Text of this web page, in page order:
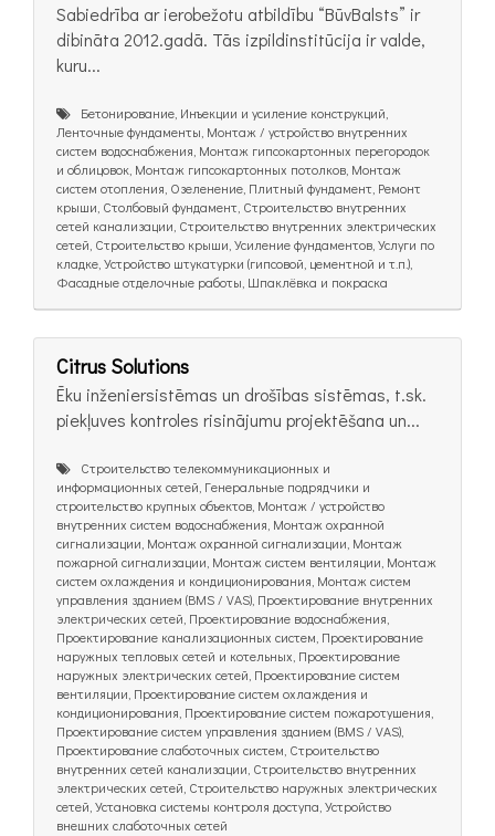
Sabiedrība ar ierobežotu atbildību “BūvBalsts” ir
dibināta 2012.gadā. Tās izpildinstitūcija ir valde,
kuru...
Бетонирование, Инъекции и усиление конструкций,
Ленточные фундаменты, Монтаж / устройство внутренних
систем водоснабжения, Монтаж гипсокартонных перегородок
и облицовок, Монтаж гипсокартонных потолков, Монтаж
систем отопления, Озеленение, Плитный фундамент, Ремонт
крыши, Столбовый фундамент, Строительство внутренних
сетей канализации, Строительство внутренних электрических
сетей, Строительство крыши, Усиление фундаментов, Услуги по
кладке, Устройство штукатурки (гипсовой, цементной и т.п.),
Фасадные отделочные работы, Шпаклёвка и покраска
Citrus Solutions
Ēku inženiersistēmas un drošības sistēmas, t.sk.
piekļuves kontroles risinājumu projektēšana un...
Cтроительство телекоммуникационных и
информационных сетей, Генеральные подрядчики и
строительство крупных объектов, Монтаж / устройство
внутренних систем водоснабжения, Монтаж охранной
сигнализации, Монтаж охранной сигнализации, Монтаж
пожарной сигнализации, Монтаж систем вентиляции, Монтаж
систем охлаждения и кондиционирования, Монтаж систем
управления зданием (BMS / VAS), Проектирование внутренних
электрических сетей, Проектирование водоснабжения,
Проектирование канализационных систем, Проектирование
наружных тепловых сетей и котельных, Проектирование
наружных электрических сетей, Проектирование систем
вентиляции, Проектирование систем охлаждения и
кондиционирования, Проектирование систем пожаротушения,
Проектирование систем управления зданием (BMS / VAS),
Проектирование слаботочных систем, Строительство
внутренних сетей канализации, Строительство внутренних
электрических сетей, Строительство наружных электрических
сетей, Установка системы контроля доступа, Устройство
внешних слаботочных сетей